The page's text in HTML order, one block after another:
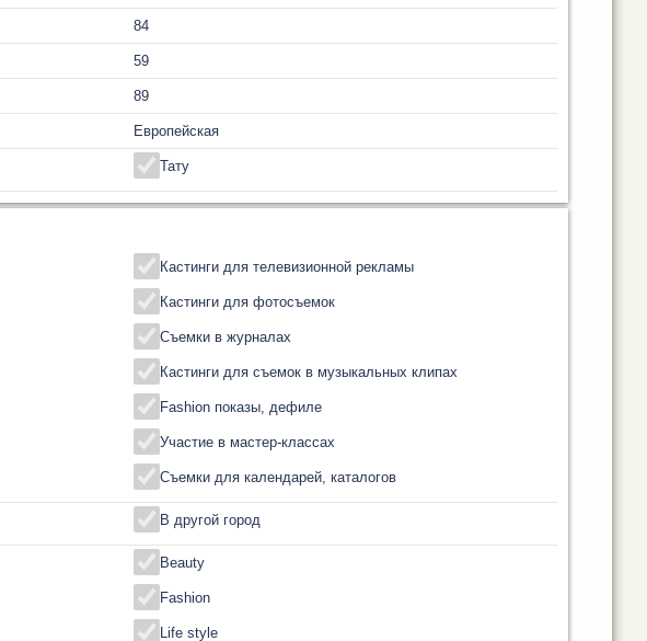
84
59
89
Европейская
Тату
Кастинги для телевизионной рекламы
Кастинги для фотосъемок
Съемки в журналах
Кастинги для съемок в музыкальных клипах
Fashion показы, дефиле
Участие в мастер-классах
Съемки для календарей, каталогов
В другой город
Beauty
Fashion
Life style